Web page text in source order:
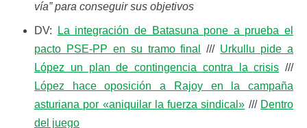
vía” para conseguir sus objetivos
DV:
La integración de Batasuna pone a prueba el
pacto PSE-PP en su tramo final
/// Urkullu pide a
López un plan de contingencia contra la crisis ///
López hace oposición a Rajoy en la campaña
asturiana por «aniquilar la fuerza sindical» /// Dentro
del juego